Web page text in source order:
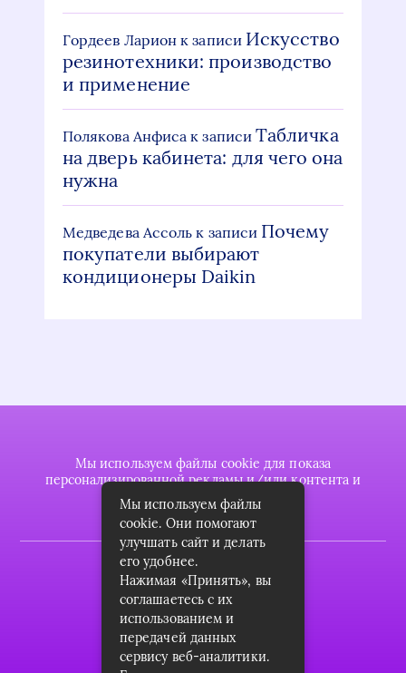
Гордеев Ларион к записи Искусство
резинотехники: производство
и применение
Полякова Анфиса к записиТабличка
на дверь кабинета: для чего она
нужна
Медведева Ассоль к записи Почему
покупатели выбирают
кондиционеры Daikin
Мы используем файлы cookie для показа
персонализированной рекламы и/или контента и
анализа нашего трафика.
2022 © plasttrubkomplekt.ru
Карта сайта
Контакты
О проекте
Мы используем файлы
cookie. Они помогают
улучшать сайт и делать
его удобнее.
Нажимая «Принять», вы
соглашаетесь с их
использованием и
передачей данных
сервису веб-аналитики.